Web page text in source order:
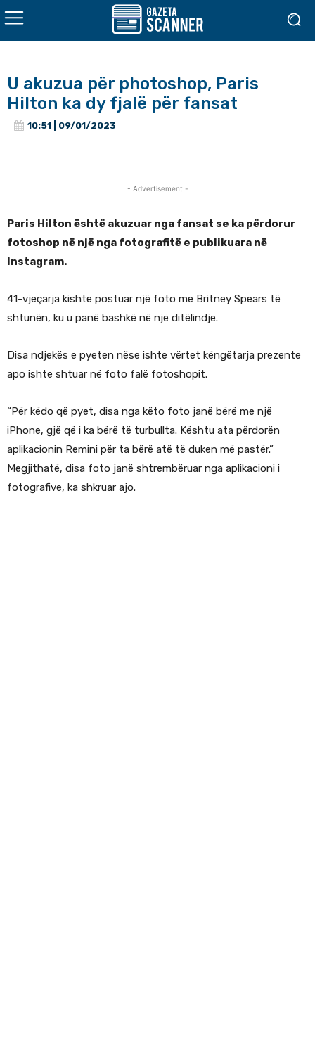
U akuzua për photoshop, Paris
Hilton ka dy fjalë për fansat
10:51 | 09/01/2023
- Advertisement -
Paris Hilton është akuzuar nga fansat se ka përdorur
fotoshop në një nga fotografitë e publikuara në
Instagram.
41-vjeçarja kishte postuar një foto me Britney Spears të
shtunën, ku u panë bashkë në një ditëlindje.
Disa ndjekës e pyeten nëse ishte vërtet këngëtarja prezente
apo ishte shtuar në foto falë fotoshopit.
“Për këdo që pyet, disa nga këto foto janë bërë me një
iPhone, gjë që i ka bërë të turbullta. Kështu ata përdorën
aplikacionin Remini për ta bërë atë të duken më pastër.”
Megjithatë, disa foto janë shtrembëruar nga aplikacioni i
fotografive, ka shkruar ajo.